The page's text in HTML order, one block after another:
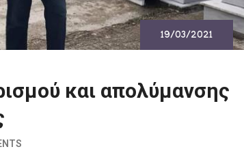
19/03/2021
και απολύμανσης